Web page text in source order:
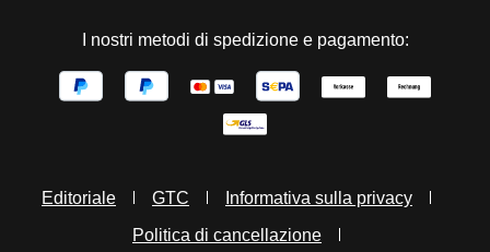
I nostri metodi di spedizione e pagamento:
Editoriale GTC
Informativa sulla privacy
Politica di cancellazione